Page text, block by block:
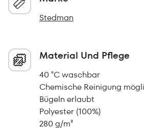
Stedman
Material Und Pflege
40 °C waschbar
Chemische Reinigung
Bügeln erlaubt
Polyester (100%)
280 g/m²